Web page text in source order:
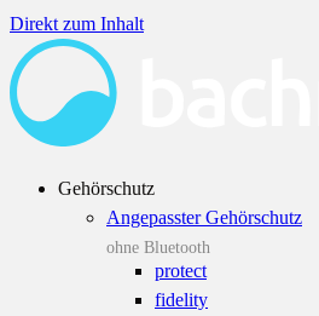
Direkt zum Inhalt
Gehörschutz
Angepasster Gehörschutz
ohne Bluetooth
protect
fidelity